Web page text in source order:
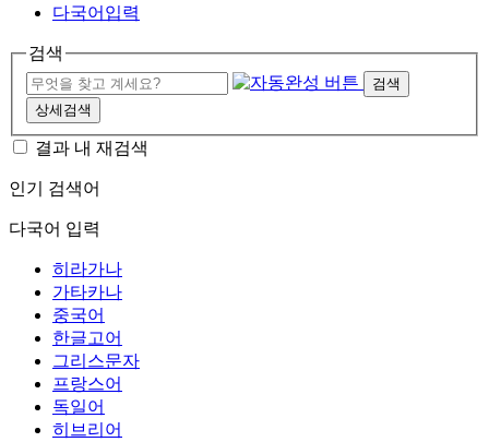
다국어입력
검색
검색
상세검색
결과 내 재검색
인기 검색어
다국어 입력
히라가나
가타카나
중국어
한글고어
그리스문자
프랑스어
독일어
히브리어